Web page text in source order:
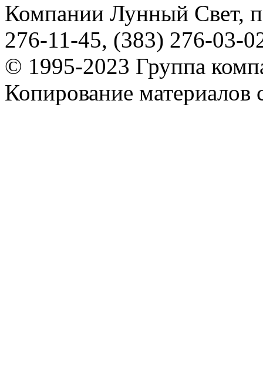
Компании Лунный Свет,
276-11-45, (383) 276-03-
© 1995-2023 Группа
Копирование материалов